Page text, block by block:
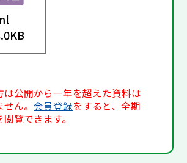
は公開から一年を超えた資料は
せん。会員登録をすると、全期
覧できます。